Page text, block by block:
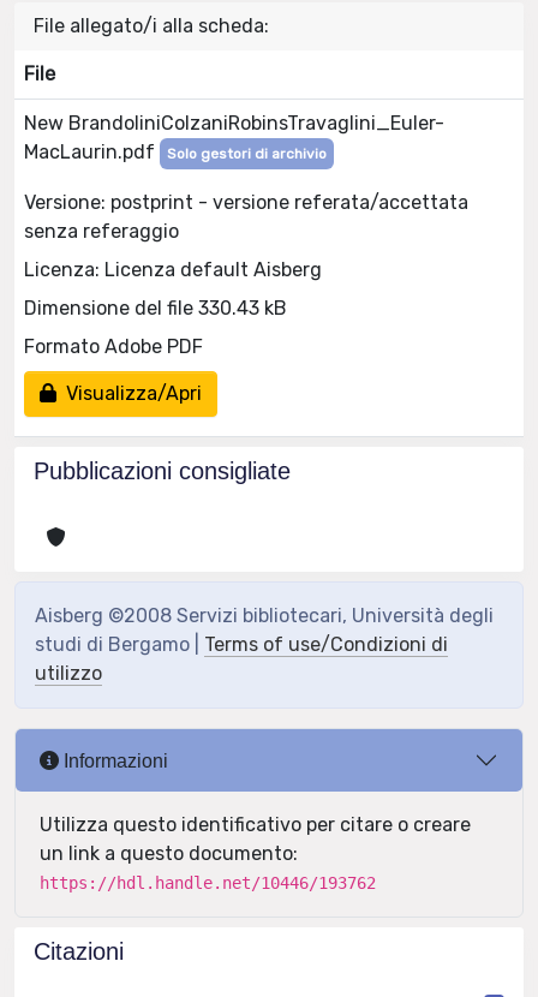
File allegato/i alla scheda:
File
New BrandoliniColzaniRobinsTravaglini_Euler-
MacLaurin.pdf
Solo gestori di archivio
Versione: postprint - versione referata/accettata
senza referaggio
Licenza: Licenza default Aisberg
Dimensione del file 330.43 kB
Formato Adobe PDF
Visualizza/Apri
Pubblicazioni consigliate
Aisberg ©2008 Servizi bibliotecari, Università degli
studi di Bergamo | Terms of use/Condizioni di
utilizzo
Informazioni
Utilizza questo identificativo per citare o creare
un link a questo documento:
https://hdl.handle.net/10446/193762
Citazioni